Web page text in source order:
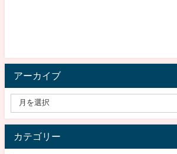
アーカイブ
カテゴリー